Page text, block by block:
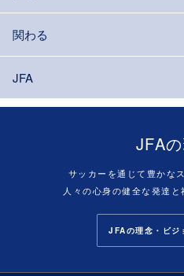
関わる
JFA
JFA
サッカーを通じて豊かな
人々の心身の健全な発達と
JFAの理念・ビジ